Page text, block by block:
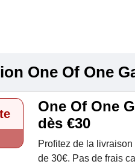
One Of One
One Of One
dès €30
Profitez de la
de 30€. Pas de frais